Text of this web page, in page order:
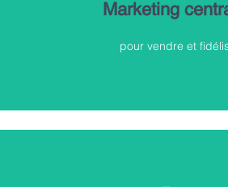
Marketing
pour vendre et
Vendez et
Programmes de fidélité,